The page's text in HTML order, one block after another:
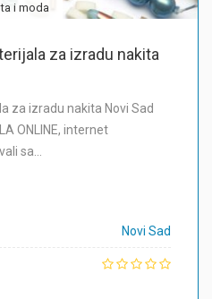
i moda
za izradu nakita
za izradu nakita Novi Sad
ONLINE, internet
sa…
Novi Sad